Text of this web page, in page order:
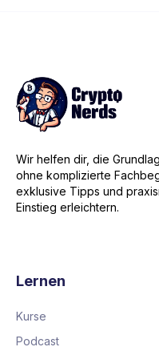
Wir helfen dir, die
ohne komplizierte
exklusive Tipps und
Einstieg erleichtern.
Lernen
Kurse
Podcast